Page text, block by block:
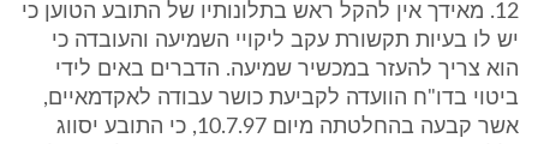
12. מאידך אין להקל ראש בתלונותיו של התובע הטוען כי
יש לו בעיות תקשורת עקב ליקויי השמיעה והעובדה כי
הוא צריך להעזר במכשיר שמיעה. הדברים באים לידי
ביטוי בדו"ח הוועדה לקביעת כושר עבודה לאקדמאיים,
אשר קבעה בהחלטתה מיום 10.7.97, כי התובע יסווג